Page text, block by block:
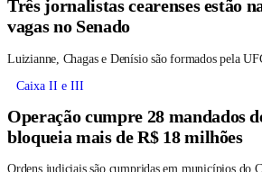
vagas no Senado
Luizianne, Chagas e Denísio são formados pela
Caixa II e III
Operação cumpre 28 mandados
bloqueia mais de R$ 18 milhões
Ordens judiciais são cumpridas em municípios do